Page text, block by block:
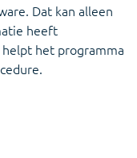
Dat kan alleen
heeft
het programma